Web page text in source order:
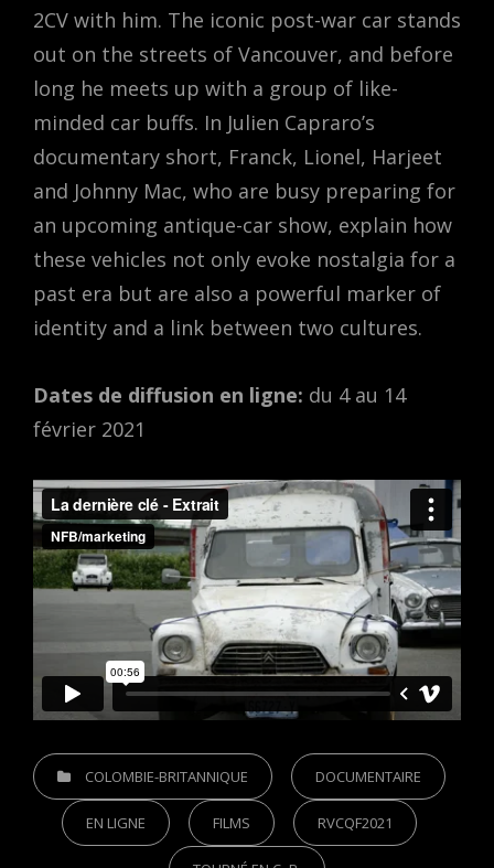
2CV with him. The iconic post-war car stands
out on the streets of Vancouver, and before
long he meets up with a group of like-
minded car buffs. In Julien Capraro’s
documentary short, Franck, Lionel, Harjeet
and Johnny Mac, who are busy preparing for
an upcoming antique-car show, explain how
these vehicles not only evoke nostalgia for a
past era but are also a powerful marker of
identity and a link between two cultures.
Dates de diffusion en ligne: du 4 au 14
février 2021
CATEGORIESCOLOMBIE-BRITANNIQUE DOCUMENTAIRE
EN LIGNE FILMS RVCQF2021